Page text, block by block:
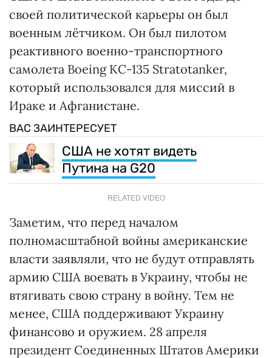
своей политической карьеры он был
военным лётчиком. Он был пилотом
реактивного военно-транспортного
самолета Boeing KC-135 Stratotanker,
который использовался для миссий в
Ираке и Афганистане.
ВАС ЗАИНТЕРЕСУЕТ
США не хотят видеть
Путина на G20
RELATED VIDEO
Заметим, что перед началом
полномасштабной войны американские
власти заявляли, что не будут отправлять
армию США воевать в Украину, чтобы не
втягивать свою страну в войну. Тем не
менее, США поддерживают Украину
финансово и оружием. 28 апреля
президент Соединенных Штатов Америки